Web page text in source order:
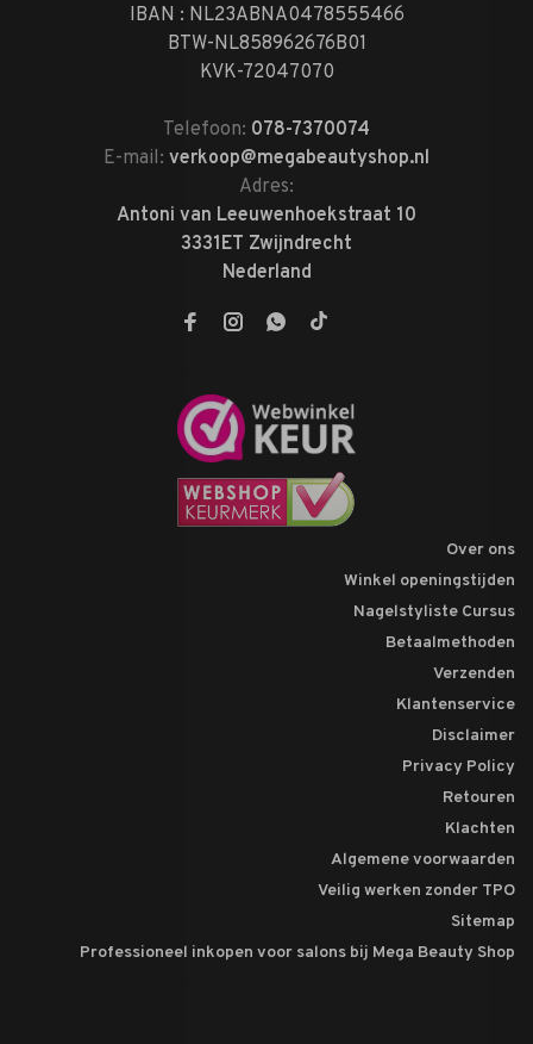
IBAN : NL23ABNA0478555466
BTW-NL858962676B01
KVK-72047070
Telefoon: 078-7370074
E-mail: verkoop@megabeautyshop.nl
Adres:
Antoni van Leeuwenhoekstraat 10
3331ET Zwijndrecht
Nederland
Over ons
Winkel openingstijden
Nagelstyliste Cursus
Betaalmethoden
Verzenden
Klantenservice
Disclaimer
Privacy Policy
Retouren
Klachten
Algemene voorwaarden
Veilig werken zonder TPO
Sitemap
Professioneel inkopen voor salons bij Mega Beauty Shop